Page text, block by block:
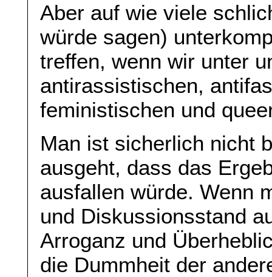
Aber auf wie viele
würde sagen)
treffen, wenn wir unter
antirassistischen,
feministischen und
Man ist sicherlich nicht
ausgeht, dass das
ausfallen würde. Wenn
und Diskussionsstand
Arroganz und
die Dummheit der